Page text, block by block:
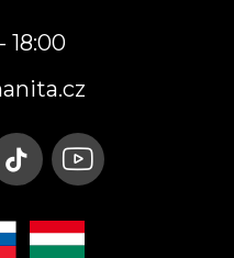
18:00